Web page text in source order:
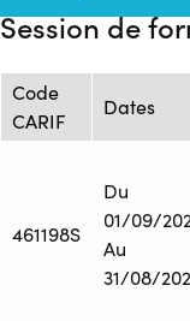
Session de
Code
CARIF
Dates
461198S
Du
01/09/
Au
31/08/